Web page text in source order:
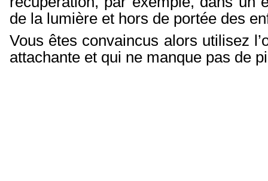
de la lumière et hors de portée des
Vous êtes convaincus alors utilisez
attachante et qui ne manque pas de